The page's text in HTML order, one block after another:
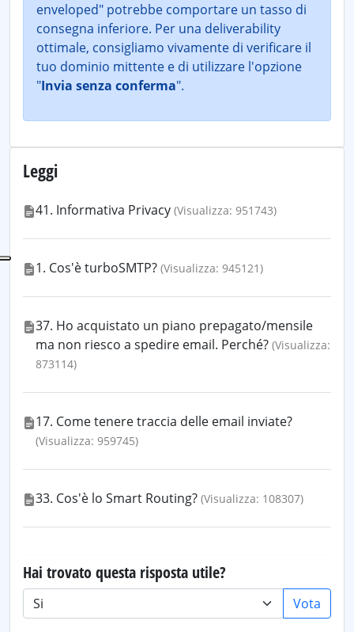
enveloped" potrebbe comportare un tasso di
consegna inferiore. Per una deliverability
ottimale, consigliamo vivamente di verificare il
tuo dominio mittente e di utilizzare l'opzione
"Invia senza conferma".
Leggi
41. Informativa Privacy (Visualizza: 951743)
1. Cos'è turboSMTP? (Visualizza: 945121)
37. Ho acquistato un piano prepagato/mensile
ma non riesco a spedire email. Perché? (Visualizza:
873114)
17. Come tenere traccia delle email inviate?
(Visualizza: 959745)
33. Cos'è lo Smart Routing? (Visualizza: 108307)
Hai trovato questa risposta utile?
Vota